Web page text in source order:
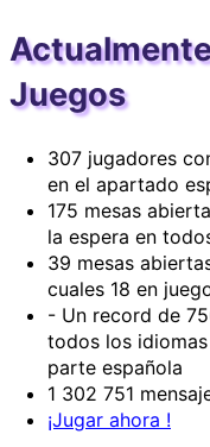
Juegos
307 jugadores
en el apartado
175 mesas
la espera en
39 mesas
cuales 18 en
- Un record de
todos los
parte española
1 302 751
¡Jugar ahora !